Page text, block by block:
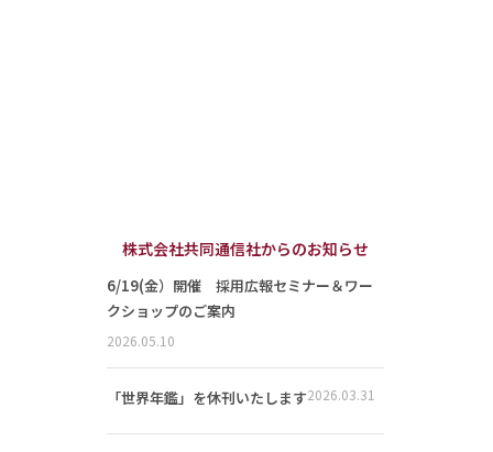
株式会社共同通信社からのお知らせ
6/19(金）開催 採用広報セミナー＆ワー
クショップのご案内
2026.05.10
「世界年鑑」を休刊いたします2026.03.31